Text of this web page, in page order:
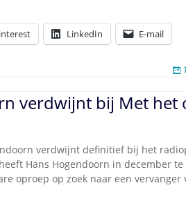
LinkedIn E-mail
verdwijnt bij Met het
verdwijnt definitief bij het
Hans Hogendoorn in december
oproep op zoek naar een